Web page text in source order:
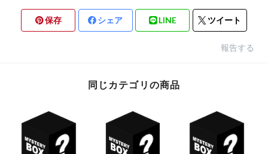
保存 シェア LINE ツイート
報告する
同じカテゴリの商品